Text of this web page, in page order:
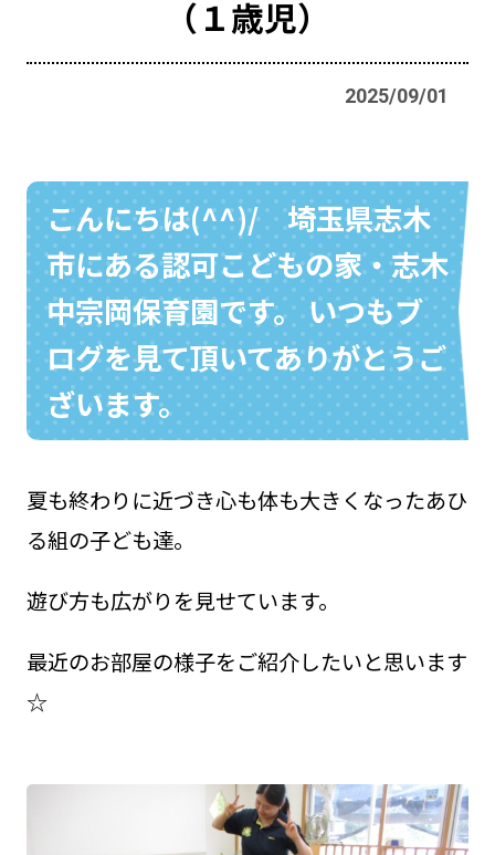
採用情報
048-631-3721 お問い合わせ
（１歳児）
2025/09/01
こんにちは(^^)/ 埼玉県志木
市にある認可こどもの家・志木
中宗岡保育園です。 いつもブ
ログを見て頂いてありがとうご
ざいます。
夏も終わりに近づき心も体も大きくなったあひ
る組の子ども達。
遊び方も広がりを見せています。
最近のお部屋の様子をご紹介したいと思います
☆